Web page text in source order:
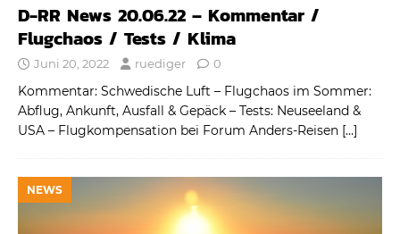
D-RR News 20.06.22 – Kommentar /
Flugchaos / Tests / Klima
Juni 20, 2022 ruediger 0
Kommentar: Schwedische Luft – Flugchaos im Sommer:
Abflug, Ankunft, Ausfall & Gepäck – Tests: Neuseeland &
USA – Flugkompensation bei Forum Anders-Reisen […]
NEWS